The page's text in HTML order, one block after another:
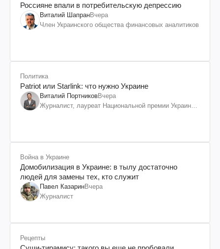
Россияне впали в потребительскую депрессию
Виталий ШапранВчера
Член Украинского общества финансовых аналитиков
Политика
Patriot или Starlink: что нужно Украине
Виталий ПортниковВчера
Журналист, лауреат Национальной премии Украины
Война в Украине
Домобилизация в Украине: в тылу достаточно
людей для замены тех, кто служит
Павел КазаринВчера
Журналист
Рецепты